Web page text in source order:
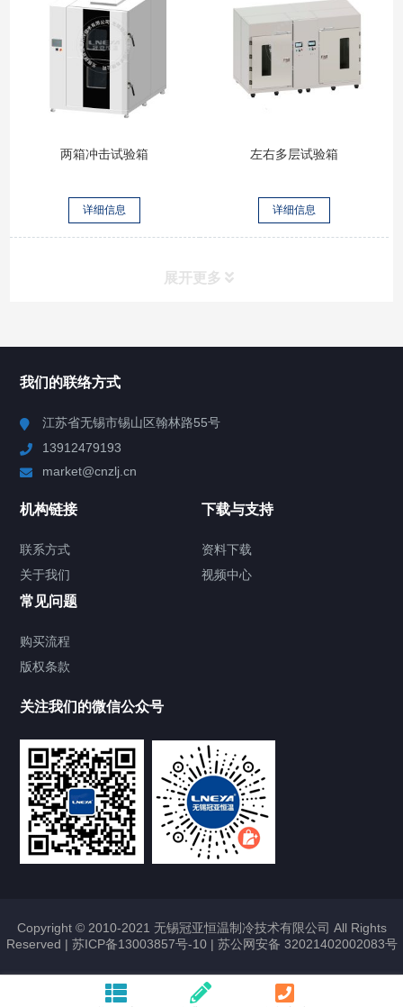
两箱冲击试验箱
详细信息
左右多层试验箱
详细信息
展开更多
Chiller高精度制冷循环器
TCU温度控制单元
Chiller气体控温系统
Chamber试验箱
芯片老化测试箱
动力电池温循箱
我们的联络方式
江苏省无锡市锡山区翰林路55号
13912479193
market@cnzlj.cn
机构链接
联系方式
关于我们
下载与支持
资料下载
视频中心
常见问题
购买流程
版权条款
关注我们的微信公众号
Copyright © 2010-2021 无锡冠亚恒温制冷技术有限公司 All Rights
Reserved | 苏ICP备13003857号-10| 苏公网安备 32021402002083号